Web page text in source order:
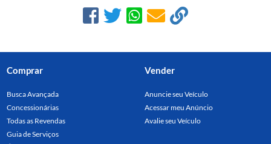
Comprar
Busca Avançada
Concessionárias
Todas as Revendas
Guia de Serviços
Vender
Anuncie seu Veículo
Acessar meu Anúncio
Avalie seu Veículo